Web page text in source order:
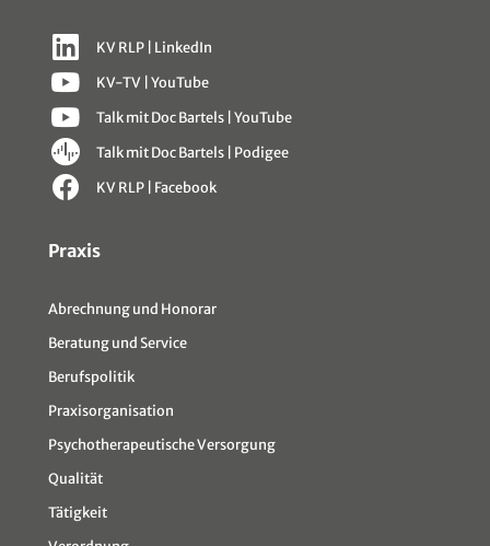
Sitemap
Praxis
Abrechnung und Honorar
Beratung und Service
Berufspolitik
Praxisorganisation
Psychotherapeutische Versorgung
Qualität
Tätigkeit
KV RLP | LinkedIn
KV-TV | YouTube
Talk mit Doc Bartels | YouTube
Talk mit Doc Bartels | Podigee
KV RLP | Facebook